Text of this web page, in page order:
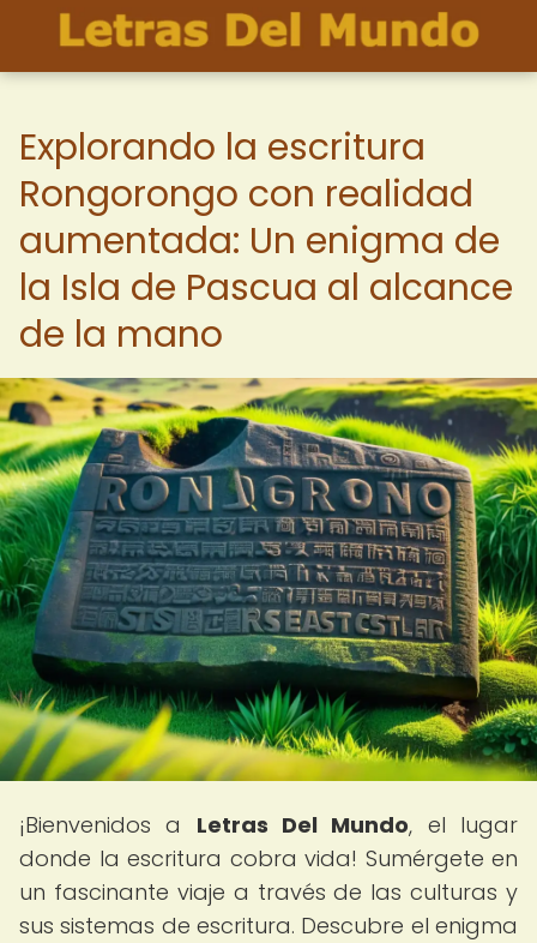
Explorando la escritura
Rongorongo con realidad
aumentada: Un enigma de
la Isla de Pascua al alcance
de la mano
¡Bienvenidos a Letras Del Mundo, el lugar
donde la escritura cobra vida! Sumérgete en
un fascinante viaje a través de las culturas y
sus sistemas de escritura. Descubre el enigma